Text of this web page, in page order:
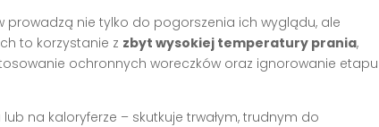
prowadzą nie tylko do pogorszenia ich wyglądu, ale
to korzystanie z zbyt wysokiej temperatury prania,
ochronnych woreczków oraz ignorowanie etapu
na kaloryferze – skutkuje trwałym, trudnym do